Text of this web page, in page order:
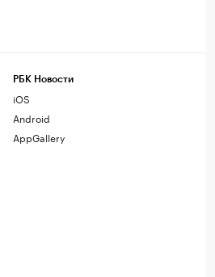
РБК Новости
iOS
Android
AppGallery